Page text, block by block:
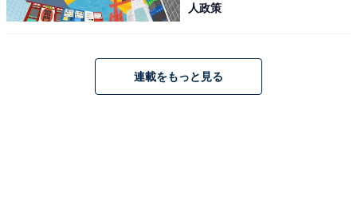
人政策
連載をもっと見る